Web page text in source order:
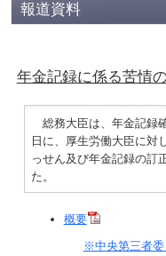
報道資料
年金記録に係る苦情
総務大臣は、年金記録
日に、厚生労働大臣に対
っせん及び年金記録の訂
た。
概要
※中央第三者委